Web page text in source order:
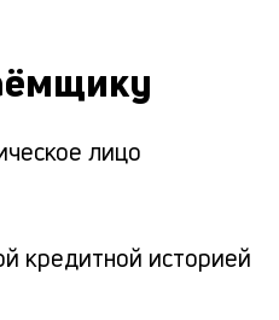
лицо
кредитной историей